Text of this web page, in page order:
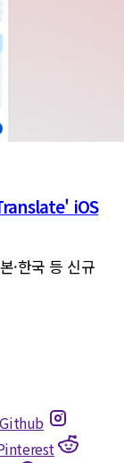
iOS
·한국 등 신규
Github